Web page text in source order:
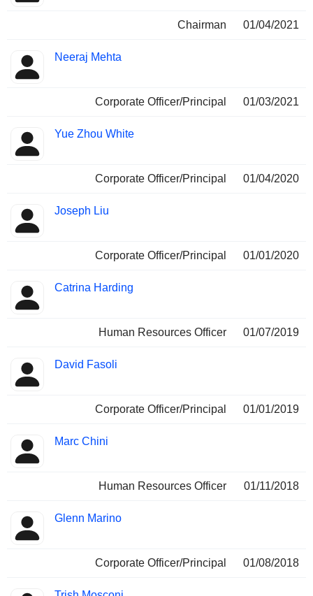
Chairman 01/04/2021
Neeraj Mehta
Corporate Officer/Principal 01/03/2021
Yue Zhou White
Corporate Officer/Principal 01/04/2020
Joseph Liu
Corporate Officer/Principal 01/01/2020
Catrina Harding
Human Resources Officer 01/07/2019
David Fasoli
Corporate Officer/Principal 01/01/2019
Marc Chini
Human Resources Officer 01/11/2018
Glenn Marino
Corporate Officer/Principal 01/08/2018